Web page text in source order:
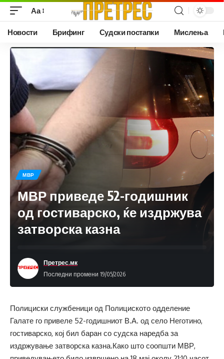
Аа
Новости Брифинг Судски постапки Мислења
МВР
МВР приведе 52-годишник
од гостиварско, ќе издржува
затворска казна
Последни промени 19/05/2026
Претрес.мк
Полициски службеници од Полициското одделение
Галате го привеле 52-годишниот В.А. од село Неготино,
гостиварско, кој бил баран со судска наредба за
издржување затворска казна.Како што соопшти МВР,